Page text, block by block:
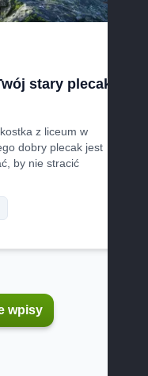
stary plecak
z liceum w
dobry plecak jest
by nie stracić
wpisy